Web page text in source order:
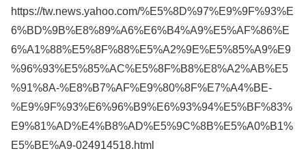
https://tw.news.yahoo.com/%E5%8D%97%E9%9F%93%E
6%BD%9B%E8%89%A6%E6%B4%A9%E5%AF%86%E
6%A1%88%E5%8F%88%E5%A2%9E%E5%85%A9%E9
%96%93%E5%85%AC%E5%8F%B8%E8%A2%AB%E5
%91%8A-%E8%B7%AF%E9%80%8F%E7%A4%BE-
%E9%9F%93%E6%96%B9%E6%93%94%E5%BF%83%
E9%81%AD%E4%B8%AD%E5%9C%8B%E5%A0%B1%
E5%BE%A9-024914518.html